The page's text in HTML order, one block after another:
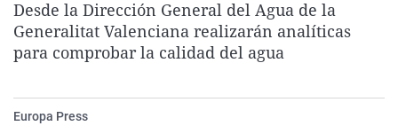
La rosa de los vientos
Gente viajera
Caso
Retornados
Extremadura
Galicia
Virales
Televisión
Desde la Dirección General del Agua de la
Generalitat Valenciana realizarán analíticas
para comprobar la calidad del agua
Europa Press